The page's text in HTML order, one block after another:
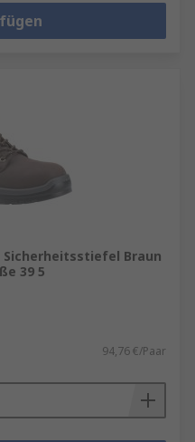
Sicherheitsstiefel Braun
39 5
94,76 €/Paar